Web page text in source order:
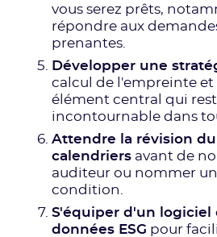
vous serez prêts,
répondre aux
prenantes.
Développer une
calcul de l'empreinte
élément central qui
incontournable dans
Attendre la révision
calendriers avant de
auditeur ou nommer
condition.
S'équiper d'un logiciel
données ESG pour